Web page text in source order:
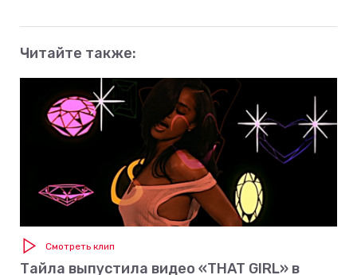
Читайте также:
Смотреть клип
Тайла выпустила видео «THAT GIRL» в